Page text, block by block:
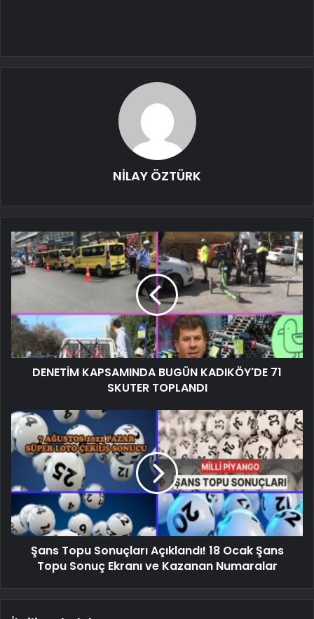
NİLAY ÖZTÜRK
DENETİM KAPSAMINDA BUGÜN KADIKÖY'DE 71
SKUTER TOPLANDI
Şans Topu Sonuçları Açıklandı! 18 Ocak Şans
Topu Sonuç Ekranı ve Kazanan Numaralar